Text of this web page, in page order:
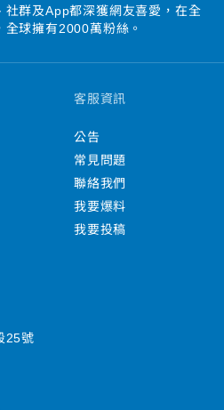
社群及App都深獲網友喜愛，在全
球擁有2000萬粉絲。
客服資訊
公告
常見問題
聯絡我們
我要爆料
我要投稿
25號